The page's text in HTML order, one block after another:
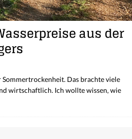
aus der
Das brachte viele
wirtschaftlich. Ich wollte wissen, wie